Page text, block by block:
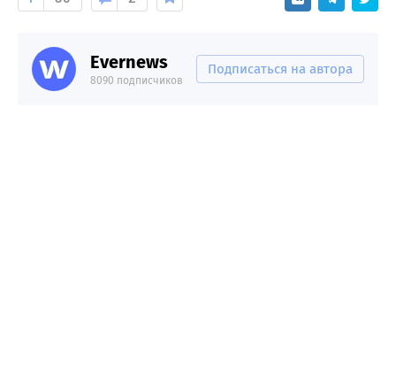
Evernews
8090 подписчиков
Подписаться на автора